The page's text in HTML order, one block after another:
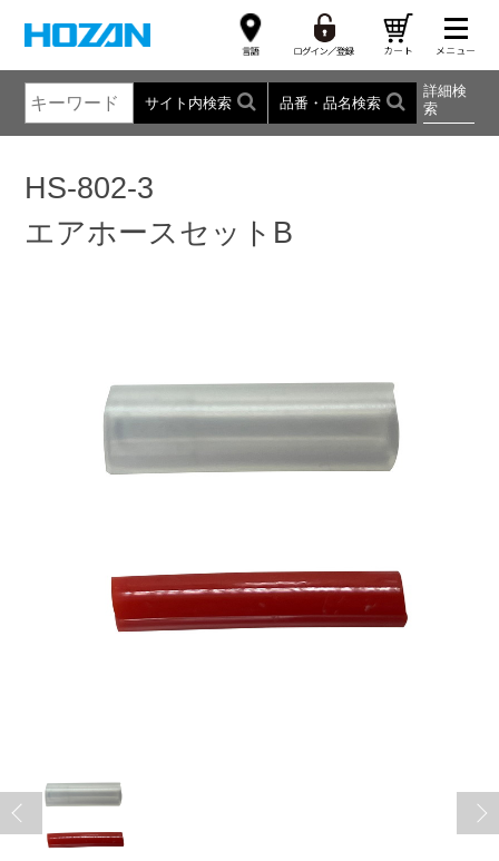
サイト内検索 品番・品名検索
詳細検
索
HS-802-3
エアホースセットB